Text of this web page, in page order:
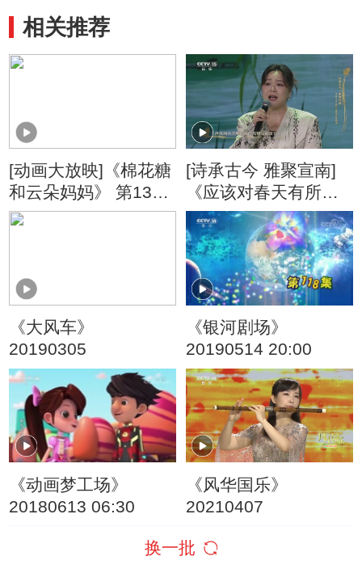
相关推荐
[动画大放映]《棉花糖
和云朵妈妈》 第134
集 迟到一点点/等待花
[诗承古今 雅聚宣南]
《应该对春天有所表
示》 舞蹈：王念慈
（北京舞蹈学院） 古
筝演奏：丁雪儿
《大风车》
20190305
《银河剧场》
20190514 20:00
《动画梦工场》
20180613 06:30
《风华国乐》
20210407
换一批